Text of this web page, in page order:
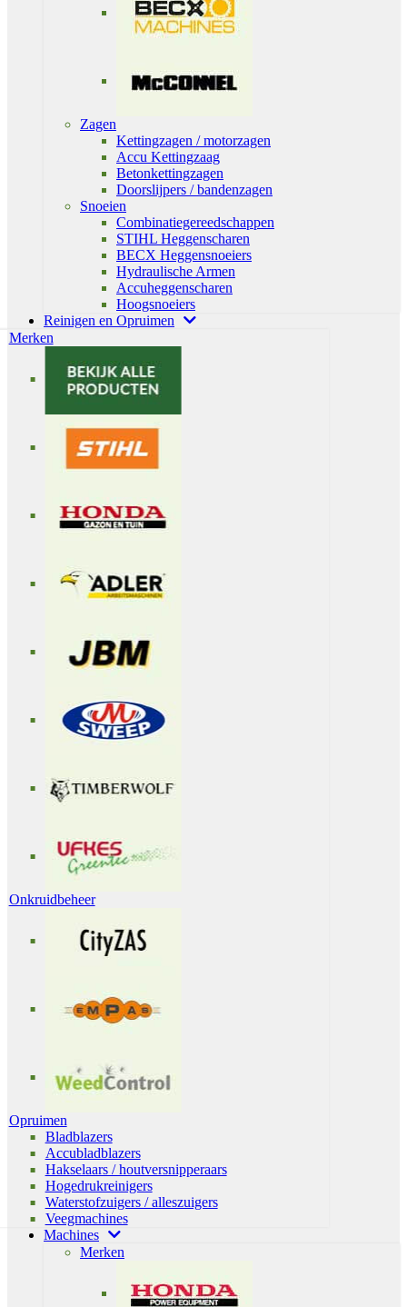
Zagen
Kettingzagen / motorzagen
Accu Kettingzaag
Betonkettingzagen
Doorslijpers / bandenzagen
Snoeien
Combinatiegereedschappen
STIHL Heggenscharen
BECX Heggensnoeiers
Hydraulische Armen
Accuheggenscharen
Hoogsnoeiers
Reinigen en Opruimen
Merken
Onkruidbeheer
Opruimen
Bladblazers
Accubladblazers
Hakselaars / houtversnipperaars
Hogedrukreinigers
Waterstofzuigers / alleszuigers
Veegmachines
Machines
Merken